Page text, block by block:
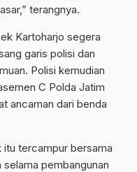
terangnya.
Kartoharjo segera
garis polisi dan
Polisi kemudian
C Polda Jatim
ancaman dari benda
itu tercampur bersama
selama pembangunan